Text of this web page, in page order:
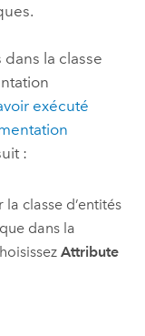
la classe
exécuté
:
classe d’entités
dans la
Attribute